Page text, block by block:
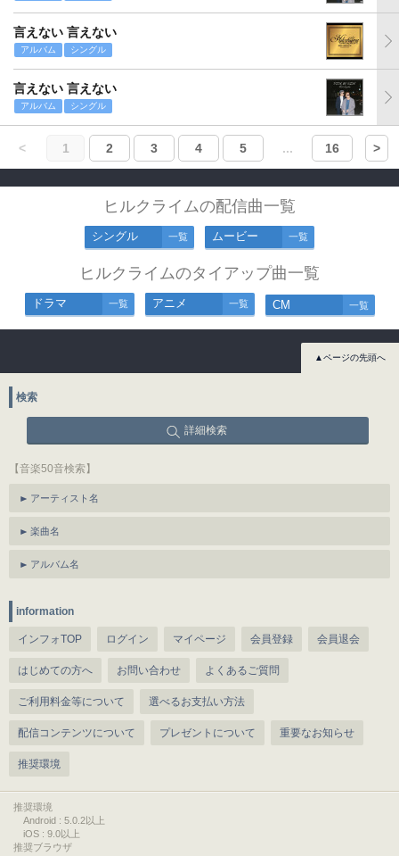
言えない 言えない
アルバム シングル
言えない 言えない
アルバム シングル
< 1 2 3 4 5 ... 16 >
ヒルクライムの配信曲一覧
シングル 一覧 ムービー 一覧
ヒルクライムのタイアップ曲一覧
ドラマ 一覧 アニメ 一覧 CM 一覧
▲ページの先頭へ
検索
詳細検索
【音楽50音検索】
アーティスト名
楽曲名
アルバム名
information
インフォTOP ログイン マイページ 会員登録 会員退会
はじめての方へ お問い合わせ よくあるご質問
ご利用料金等について 選べるお支払い方法
配信コンテンツについて プレゼントについて 重要なお知らせ
推奨環境
推奨環境
Android : 5.0.2以上
iOS : 9.0以上
推奨ブラウザ